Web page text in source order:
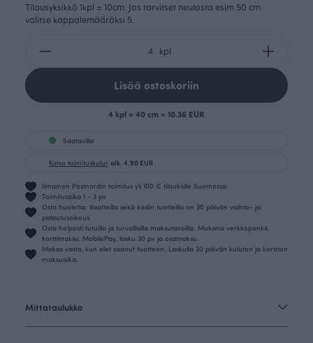
Tilausyksikkö 1kpl = 10cm. Jos tarvitset neulosta esim 50 cm
valitse kappalemääräksi 5.
kpl
Lisää ostoskoriin
4 kpl = 40 cm = 10.36 EUR
Saatavilla
Katso toimituskulut alk. 4.90 EUR
Ilmainen Postnordin toimitus yli 100 € tilauksille Suomessa.
Toimitusaika 1 - 3 pv
Osta huoletta. Vaatteilla sekä kodin tuotteilla on 30 päivän vaihto- ja
palautusoikeus.
Osta helposti tutuilla ja turvallisilla maksutavoilla. Mukana verkkopankit,
korttimaksu, MobilePay, lasku 30 pv ja osamaksu.
Maksa vasta, kun olet saanut tuotteen. Laskulla 30 päivän kuluton ja koroton
maksuaika.
Mittataulukko